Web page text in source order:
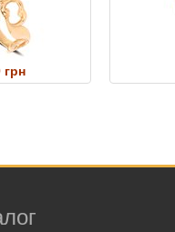
грн